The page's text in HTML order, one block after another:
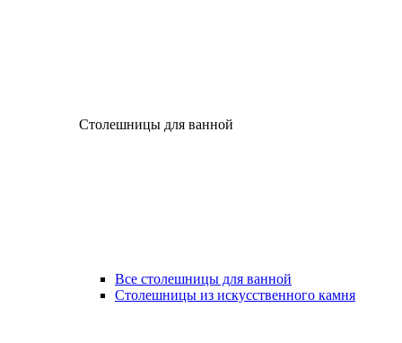
Столешницы для ванной
Все столешницы для ванной
Столешницы из искусственного камня